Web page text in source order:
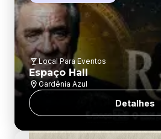
Local Para Eventos
Espaço Hall
Gardênia Azul
Detalhes